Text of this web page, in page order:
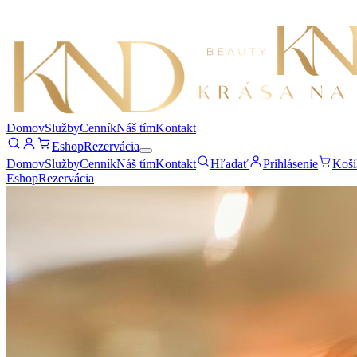
DomovSlužbyCenníkNáš tímKontakt
EshopRezervácia
DomovSlužbyCenníkNáš tímKontakt Hľadať Prihlásenie
EshopRezervácia